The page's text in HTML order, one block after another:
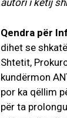
autori i këtij
Qendra për
dihet se
Shtetit,
kundërmon
por ka qëllim
për ta